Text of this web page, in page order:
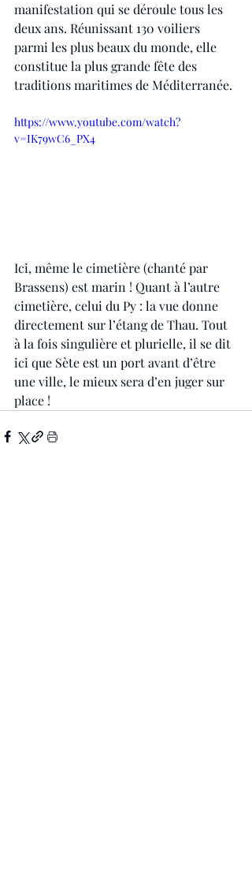
manifestation qui se déroule tous les
deux ans. Réunissant 130 voiliers
parmi les plus beaux du monde, elle
constitue la plus grande fête des
traditions maritimes de Méditerranée.
https://www.youtube.com/watch?
v=IK79wC6_PX4
Ici, même le cimetière (chanté par
Brassens) est marin ! Quant à l’autre
cimetière, celui du Py : la vue donne
directement sur l’étang de Thau. Tout
à la fois singulière et plurielle, il se dit
ici que Sète est un port avant d’être
une ville, le mieux sera d’en juger sur
place !